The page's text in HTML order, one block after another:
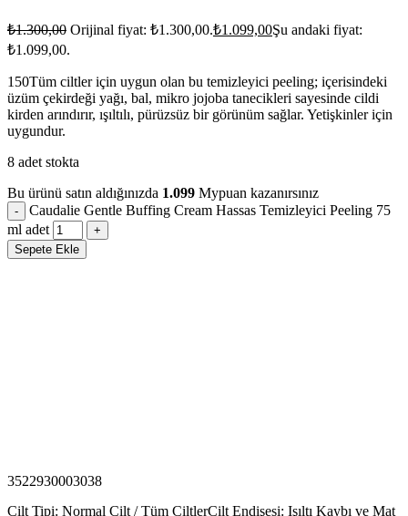
₺1.300,00 Orijinal fiyat: ₺1.300,00.₺1.099,00Şu andaki fiyat:
₺1.099,00.
150Tüm ciltler için uygun olan bu temizleyici peeling; içerisindeki
üzüm çekirdeği yağı, bal, mikro jojoba tanecikleri sayesinde cildi
kirden arındırır, ışıltılı, pürüzsüz bir görünüm sağlar. Yetişkinler için
uygundur.
8 adet stokta
Bu ürünü satın aldığınızda 1.099 Mypuan kazanırsınız
Caudalie Gentle Buffing Cream Hassas Temizleyici Peeling 75
ml adet
Sepete Ekle
3522930003038
Cilt Tipi: Normal Cilt / Tüm CiltlerCilt Endişesi: Işıltı Kaybı ve Mat